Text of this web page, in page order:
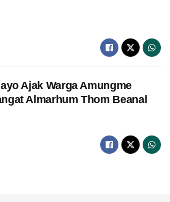
Ajak Warga Amungme
Almarhum Thom Beanal